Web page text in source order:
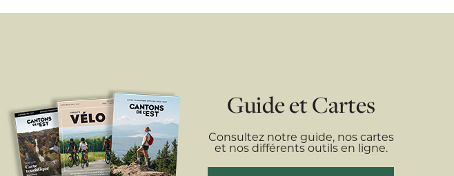
Guide et Cartes
Consultez notre guide, nos cartes
et nos différents outils en ligne.